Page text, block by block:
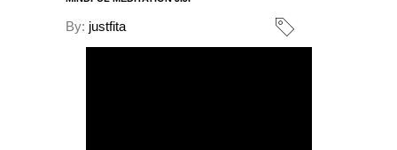
By: justfita